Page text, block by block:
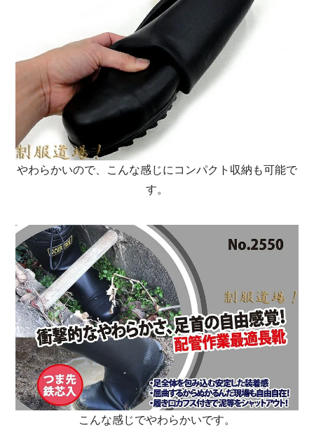
やわらかいので、こんな感じにコンパクト収納も可能で
す。
こんな感じでやわらかいです。